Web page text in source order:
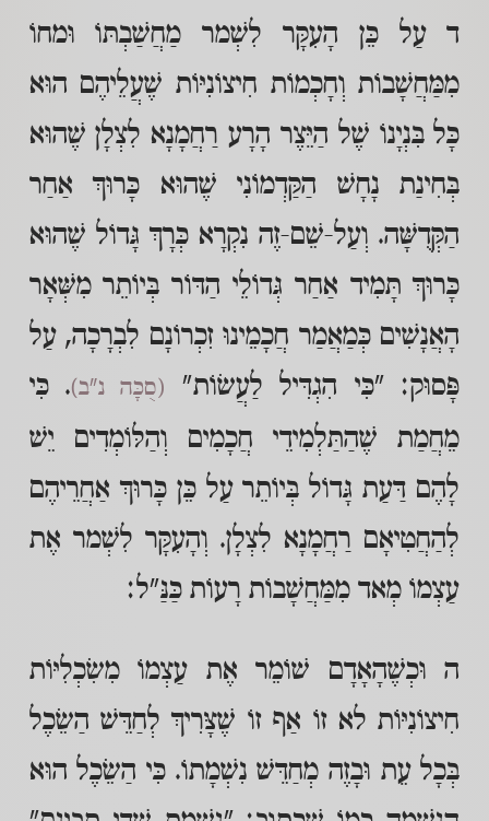
ד עַל כֵּן הָעִקָּר לִשְׁמר מַחֲשַׁבְתּוֹ וּמחוֹ
מִמַּחֲשָׁבוֹת וְחָכְמוֹת חִיצוֹנִיּוֹת שֶׁעֲלֵיהֶם הוּא
כָּל בִּנְיָנוֹ שֶׁל הַיֵּצֶר הָרָע רַחֲמָנָא לִצְלָן שֶׁהוּא
בְּחִינַת נָחָשׁ הַקַּדְמוֹנִי שֶׁהוּא כָּרוּךְ אַחַר
הַקְּדֻשָּׁה. וְעַל-שֵׁם-זֶה נִקְרָא כְּרָךְ גָּדוֹל שֶׁהוּא
כָּרוּךְ תָּמִיד אַחַר גְּדוֹלֵי הַדּוֹר בְּיוֹתֵר מִשְּׁאָר
הָאֲנָשִׁים כְּמַאֲמַר חֲכָמֵינוּ זִכְרוֹנָם לִבְרָכָה, עַל
פָּסוּק: "כִּי הִגְדִּיל לַעֲשׂוֹת"
(סֻכָּה נ"ב). כִּי
מֵחֲמַת שֶׁהַתַּלְמִידֵי חֲכָמִים וְהַלּוֹמְדִים יֵשׁ
לָהֶם דַּעַת גָּדוֹל בְּיוֹתֵר עַל כֵּן כָּרוּךְ אַחֲרֵיהֶם
לְהַחֲטִיאָם רַחֲמָנָא לִצְלָן. וְהָעִקָּר לִשְׁמר אֶת
עַצְמוֹ מְאד מִמַּחֲשָׁבוֹת רָעוֹת כַּנַּ"ל:
ה וּכְשֶׁהָאָדָם שׁוֹמֵר אֶת עַצְמוֹ מִשִׂכְלִיּוֹת
חִיצוֹנִיּוֹת לא זוֹ אַף זוֹ שֶׁצָּרִיךְ לְחַדֵּשׁ הַשֵׂכֶל
בְּכָל עֵת וּבָזֶה מְחַדֵּשׁ נִשְׁמָתוֹ. כִּי הַשֵׂכֶל הוּא